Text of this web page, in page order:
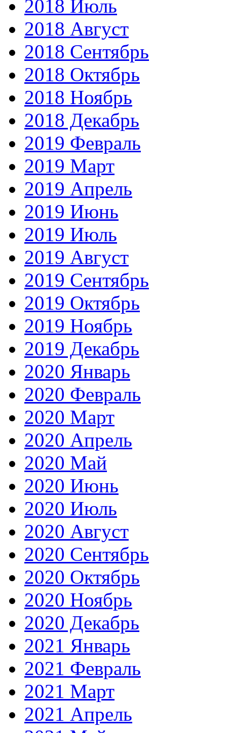
2018 Июль
2018 Август
2018 Сентябрь
2018 Октябрь
2018 Ноябрь
2018 Декабрь
2019 Февраль
2019 Март
2019 Апрель
2019 Июнь
2019 Июль
2019 Август
2019 Сентябрь
2019 Октябрь
2019 Ноябрь
2019 Декабрь
2020 Январь
2020 Февраль
2020 Март
2020 Апрель
2020 Май
2020 Июнь
2020 Июль
2020 Август
2020 Сентябрь
2020 Октябрь
2020 Ноябрь
2020 Декабрь
2021 Январь
2021 Февраль
2021 Март
2021 Апрель